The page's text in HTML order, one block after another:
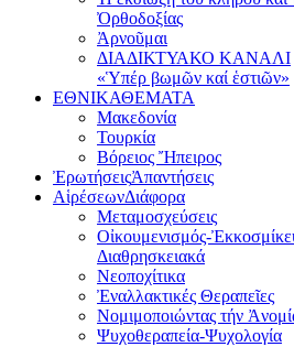
Ὀρθοδοξίας
Ἀρνοῦμαι
ΔΙΑΔΙΚΤΥΑΚΟ ΚΑΝΑΛΙ
«Ὑπέρ βωμῶν καί ἑστιῶν»
ΕΘΝΙΚΑΘΕΜΑΤΑ
Μακεδονία
Τουρκία
Βόρειος Ἤπειρος
ἘρωτήσειςἈπαντήσεις
ΑἱρέσεωνΔιάφορα
Μεταμοσχεύσεις
Οἰκουμενισμός-
Διαθρησκειακά
Νεοποχίτικα
Ἐναλλακτικές Θεραπεῖες
Νομιμοποιώντας τήν
Ψυχοθεραπεία-Ψυχολογία